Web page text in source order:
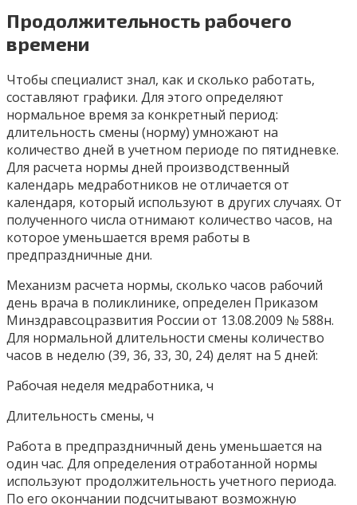
Продолжительность рабочего
времени
Чтобы специалист знал, как и сколько работать,
составляют графики. Для этого определяют
нормальное время за конкретный период:
длительность смены (норму) умножают на
количество дней в учетном периоде по пятидневке.
Для расчета нормы дней производственный
календарь медработников не отличается от
календаря, который используют в других случаях. От
полученного числа отнимают количество часов, на
которое уменьшается время работы в
предпраздничные дни.
Механизм расчета нормы, сколько часов рабочий
день врача в поликлинике, определен Приказом
Минздравсоцразвития России от 13.08.2009 № 588н.
Для нормальной длительности смены количество
часов в неделю (39, 36, 33, 30, 24) делят на 5 дней:
Рабочая неделя медработника, ч
Длительность смены, ч
Работа в предпраздничный день уменьшается на
один час. Для определения отработанной нормы
используют продолжительность учетного периода.
По его окончании подсчитывают возможную